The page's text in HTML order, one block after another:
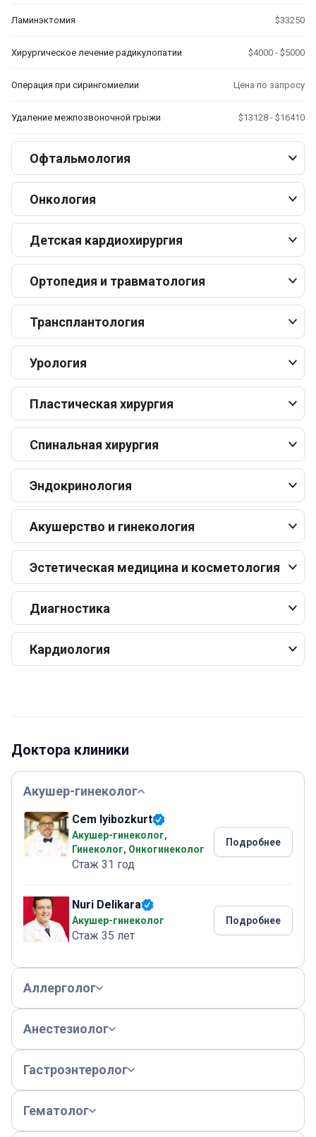
Ламинэктомия $33250
Хирургическое лечение радикулопатии $4000 - $5000
Операция при сирингомиелии Цена по запросу
Удаление межпозвоночной грыжи $13128 - $16410
Офтальмология
Онкология
Детская кардиохирургия
Ортопедия и травматология
Трансплантология
Урология
Пластическая хирургия
Спинальная хирургия
Эндокринология
Акушерство и гинекология
Эстетическая медицина и косметология
Диагностика
Кардиология
Доктора клиники
Акушер-гинеколог
Cem Iyibozkurt
Акушер-гинеколог,
Гинеколог, Онкогинеколог
Стаж 31 год
Подробнее
Nuri Delikara
Акушер-гинеколог
Стаж 35 лет
Подробнее
Аллерголог
Анестезиолог
Гастроэнтеролог
Гематолог